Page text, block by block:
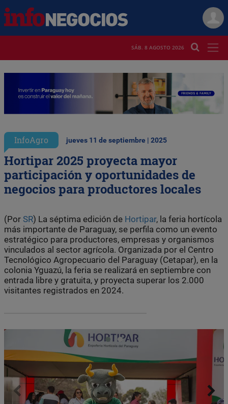
SÁB. 8 AGOSTO 2026
InfoAgro jueves 11 de septiembre | 2025
Hortipar 2025 proyecta mayor
participación y oportunidades de
negocios para productores locales
(Por SR) La séptima edición de Hortipar, la feria hortícola
más importante de Paraguay, se perfila como un evento
estratégico para productores, empresas y organismos
vinculados al sector agrícola. Organizada por el Centro
Tecnológico Agropecuario del Paraguay (Cetapar), en la
colonia Yguazú, la feria se realizará en septiembre con
entrada libre y gratuita, y proyecta superar los 2.000
visitantes registrados en 2024.